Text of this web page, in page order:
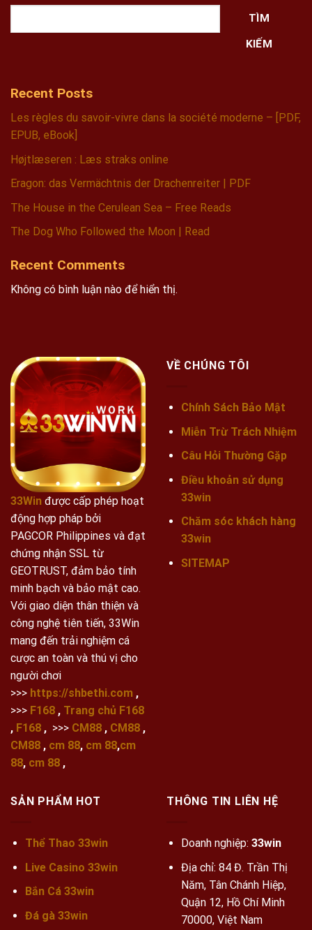
TÌM
KIẾM
Recent Posts
Les règles du savoir-vivre dans la société moderne – [PDF,
EPUB, eBook]
Højtlæseren : Læs straks online
Eragon: das Vermächtnis der Drachenreiter | PDF
The House in the Cerulean Sea – Free Reads
The Dog Who Followed the Moon | Read
Recent Comments
Không có bình luận nào để hiển thị.
33Win được cấp phép hoạt
động hợp pháp bởi
PAGCOR Philippines và đạt
chứng nhận SSL từ
GEOTRUST, đảm bảo tính
minh bạch và bảo mật cao.
Với giao diện thân thiện và
công nghệ tiên tiến, 33Win
mang đến trải nghiệm cá
cược an toàn và thú vị cho
người chơi
>>> https://shbethi.com ,
>>> F168 , Trang chủ F168
, F168 , >>> CM88 , CM88 ,
CM88 , cm 88, cm 88,cm
88, cm 88 ,
VỀ CHÚNG TÔI
Chính Sách Bảo Mật
Miễn Trừ Trách Nhiệm
Câu Hỏi Thường Gặp
Điều khoản sử dụng
33win
Chăm sóc khách hàng
33win
SITEMAP
SẢN PHẨM HOT
Thể Thao 33win
Live Casino 33win
Bắn Cá 33win
Đá gà 33win
THÔNG TIN LIÊN HỆ
Doanh nghiệp: 33win
Địa chỉ: 84 Đ. Trần Thị
Năm, Tân Chánh Hiệp,
Quận 12, Hồ Chí Minh
70000, Việt Nam